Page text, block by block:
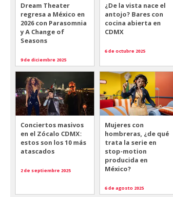
Dream Theater
regresa a México en
2026 con Parasomnia
y A Change of
Seasons
9 de diciembre 2025
¿De la vista nace el
antojo? Bares con
cocina abierta en
CDMX
6 de octubre 2025
Conciertos masivos
en el Zócalo CDMX:
estos son los 10 más
atascados
2 de septiembre 2025
Mujeres con
hombreras, ¿de qué
trata la serie en
stop-motion
producida en
México?
6 de agosto 2025